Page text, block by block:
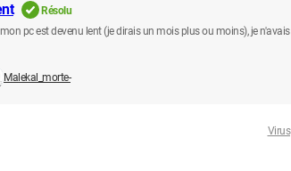
Résolu
pc est devenu lent (je dirais un mois plus ou moins), je n'avais
Malekal_morte-
Virus